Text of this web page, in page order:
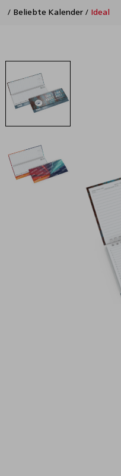
/ Beliebte Kalender / Ideal